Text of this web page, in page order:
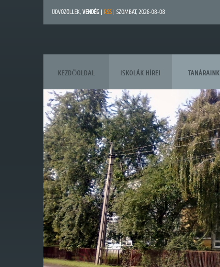
ÜDVÖZÖLLEK, VENDÉG RSS | SZOMBAT, 2026-08-08
KEZDŐOLDAL ISKOLÁK HÍREI TANÁRAINK